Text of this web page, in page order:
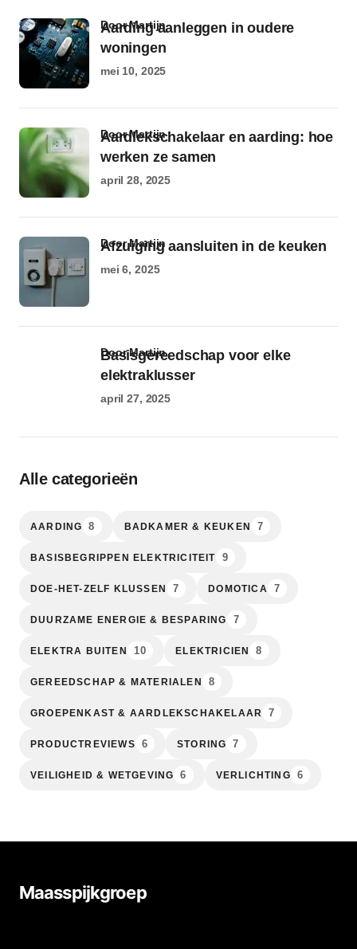
Aarding aanleggen in oudere
woningen
door Martijn
mei 10, 2025
Aardlekschakelaar en aarding: hoe
werken ze samen
door Martijn
april 28, 2025
Afzuiging aansluiten in de keuken
door Martijn
mei 6, 2025
Basisgereedschap voor elke
elektraklusser
door Martijn
april 27, 2025
Alle categorieën
AARDING 8 BADKAMER & KEUKEN 7
BASISBEGRIPPEN ELEKTRICITEIT 9
DOE-HET-ZELF KLUSSEN 7 DOMOTICA 7
DUURZAME ENERGIE & BESPARING 7
ELEKTRA BUITEN 10 ELEKTRICIEN 8
GEREEDSCHAP & MATERIALEN 8
GROEPENKAST & AARDLEKSCHAKELAAR 7
PRODUCTREVIEWS 6 STORING 7
VEILIGHEID & WETGEVING 6 VERLICHTING 6
Maasspijkgroep